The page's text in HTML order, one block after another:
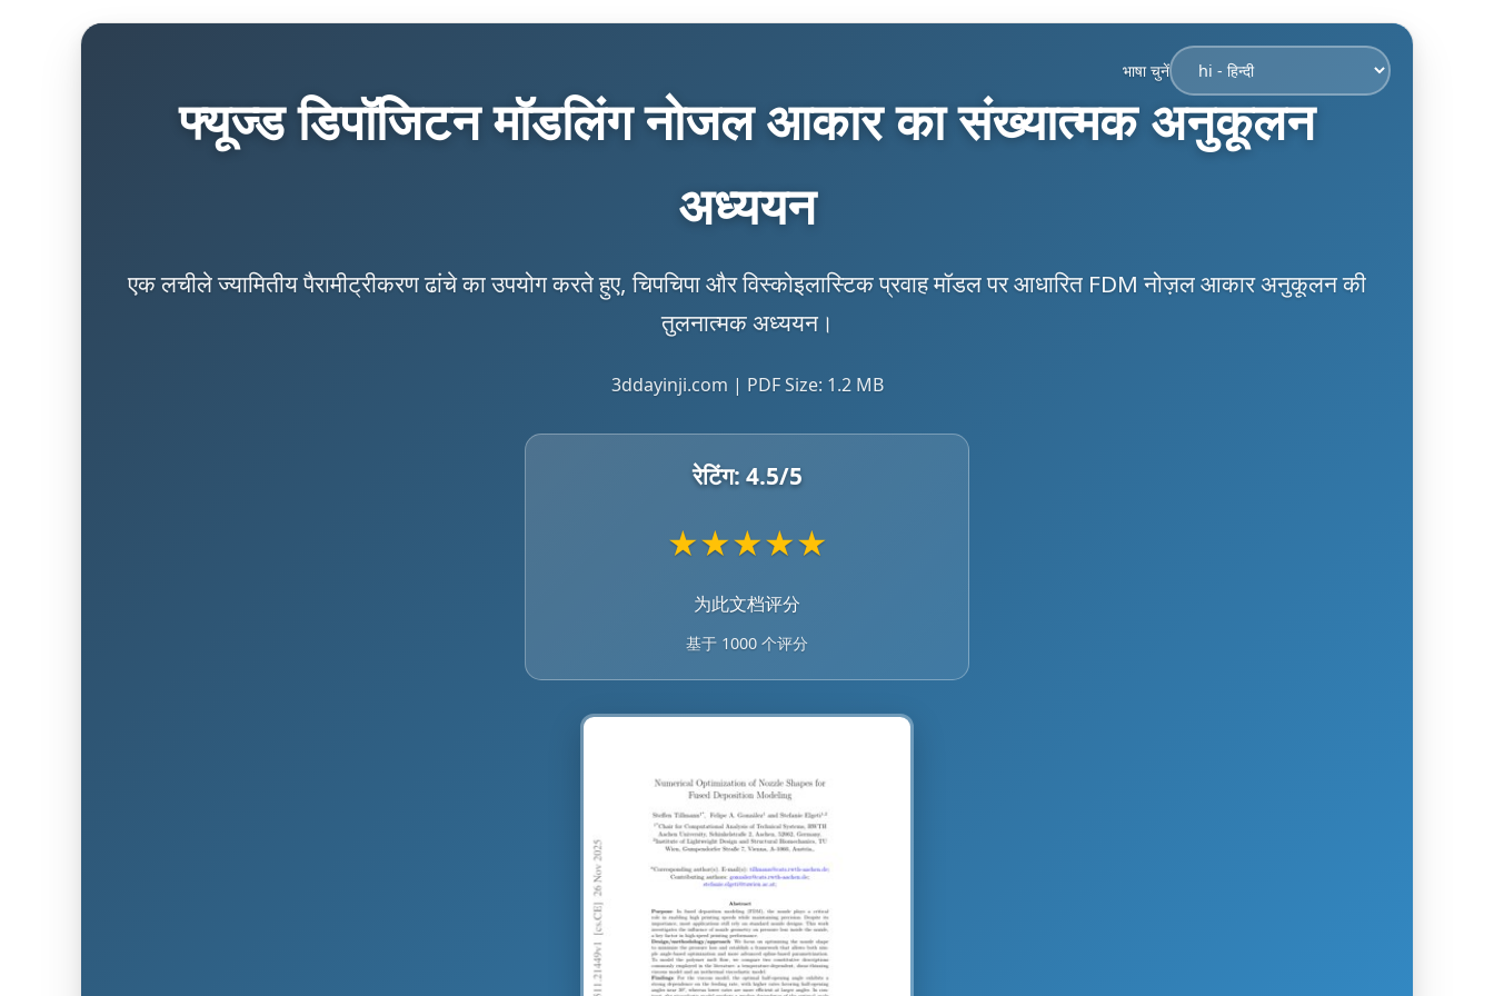
भाषा चुनें
फ्यूज्ड डिपॉजिटन मॉडलिंग नोजल आकार का संख्यात्मक अनुकूलन
अध्ययन
एक लचीले ज्यामितीय पैरामीट्रीकरण ढांचे का उपयोग करते हुए, चिपचिपा और विस्कोइलास्टिक प्रवाह मॉडल पर आधारित FDM नोज़ल आकार अनुकूलन की
तुलनात्मक अध्ययन।
3ddayinji.com | PDF Size: 1.2 MB
रेटिंग: 4.5/5
★★★★★
为此文档评分
基于 1000 个评分